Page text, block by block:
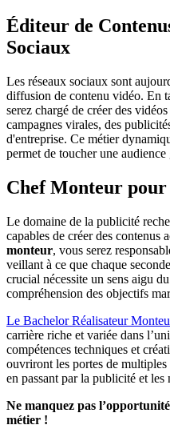
Éditeur de
Sociaux
Les réseaux sociaux sont
diffusion de contenu vidéo. En
serez chargé de créer des
campagnes virales, des
d'entreprise. Ce métier
permet de toucher une
Chef Monteur
Le domaine de la publicité
capables de créer des contenus
monteur, vous serez
veillant à ce que chaque
crucial nécessite un sens aigu
compréhension des objectifs
Le Bachelor Réalisateur
carrière riche et variée dans
compétences techniques et
ouvriront les portes de
en passant par la publicité et les
Ne manquez pas
métier !